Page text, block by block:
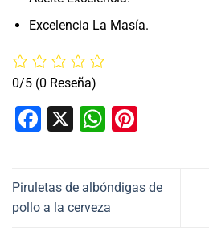
Excelencia La Masía.
0/5 (0 Reseña)
Facebook
X WhatsApp
Piruletas de albóndigas de
pollo a la cerveza